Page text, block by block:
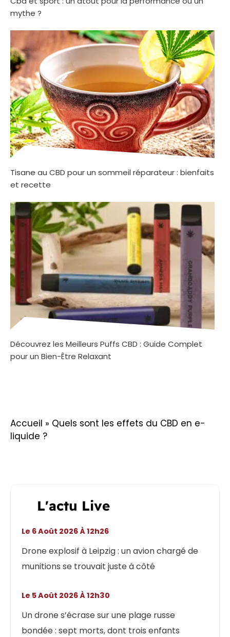
mythe ?
Tisane au CBD pour un sommeil réparateur : bienfaits
et recette
Découvrez les Meilleurs Puffs CBD : Guide Complet
pour un Bien-Être Relaxant
Accueil » Quels sont les effets du CBD en e-
liquide ?
L'actu Live
Drone explosif à Leipzig : un avion chargé de
munitions se trouvait juste à côté
Le 6 Août 2026 À 12h26
Un drone s’écrase sur une plage russe
bondée : sept morts, dont trois enfants
Le 5 Août 2026 À 12h30